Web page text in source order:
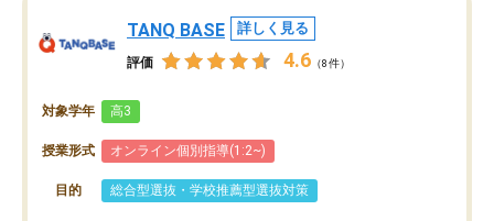
TANQ BASE 詳しく見る
評価 4.6 （8件）
対象学年 高3
授業形式 オンライン個別指導(1:2~)
目的 総合型選抜・学校推薦型選抜対策